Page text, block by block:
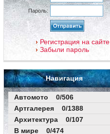
Пароль:
Регистрация на сайте
Забыли пароль
Навигация
Автомото 0/506
Артгалерея 0/1388
Архитектура 0/107
В мире 0/474